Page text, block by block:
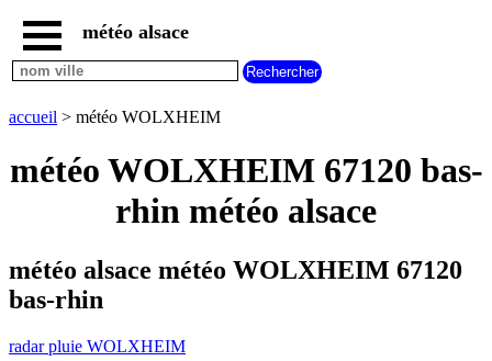
accueil
radar
WOLXHEIM
météo
alsace
carte
météo
météo
météo alsace
accueil > météo WOLXHEIM
météo WOLXHEIM 67120 bas-
rhin météo alsace
météo alsace météo WOLXHEIM 67120
bas-rhin
radar pluie WOLXHEIM